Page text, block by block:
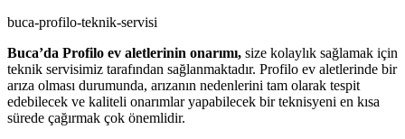
buca-profilo-teknik-servisi
Buca’da Profilo ev aletlerinin onarımı, size kolaylık sağlamak için
teknik servisimiz tarafından sağlanmaktadır. Profilo ev aletlerinde bir
arıza olması durumunda, arızanın nedenlerini tam olarak tespit
edebilecek ve kaliteli onarımlar yapabilecek bir teknisyeni en kısa
sürede çağırmak çok önemlidir.